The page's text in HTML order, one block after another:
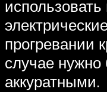
прогревании
случае
аккуратными.